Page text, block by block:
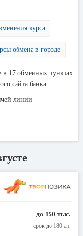
курса
обмена в городе
в 17 обменных пунктах
сайта банка.
линии
до 150 тыс.
срок до 180 дн.